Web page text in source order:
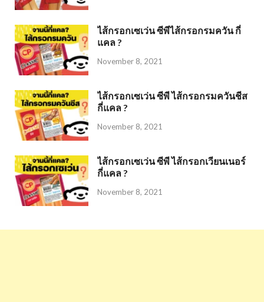
ไส้กรอกเซเว่น ซีพีไส้กรอกรมควัน กี่
แคล ?
November 8, 2021
ไส้กรอกเซเว่น ซีพี ไส้กรอกรมควันชีส
กี่แคล ?
November 8, 2021
ไส้กรอกเซเว่น ซีพี ไส้กรอกเวียนเนอร์
กี่แคล ?
November 8, 2021